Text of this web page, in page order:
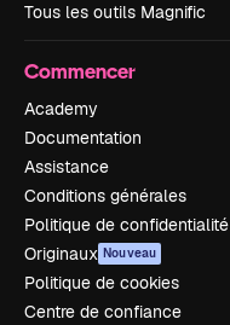
Tous les outils Magnific
Commencer
Academy
Documentation
Assistance
Conditions générales
Politique de confidentialité
Originaux Nouveau
Politique de cookies
Centre de confiance